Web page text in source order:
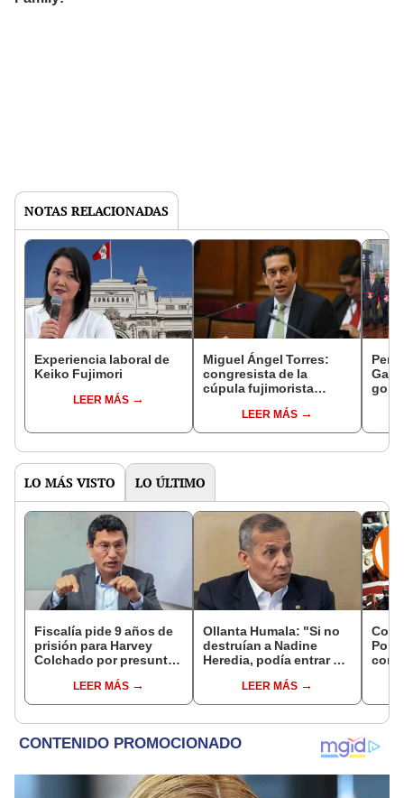
NOTAS RELACIONADAS
Experiencia laboral de
Keiko Fujimori
LEER MÁS
Miguel Ángel Torres:
congresista de la
cúpula fujimorista
del SenadoLEER MÁS
LO MÁS VISTO LO ÚLTIMO
Fiscalía pide 9 años de
prisión para Harvey
Colchado por presunta
incompatible y falsedad
ideológica
LEER MÁS
Ollanta Humala: "Si no
destruían a Nadine
Heredia, podía entrar en
LEER MÁS